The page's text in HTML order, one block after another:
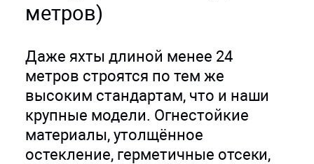
метров)
Даже яхты длиной менее 24
метров строятся по тем же
высоким стандартам, что и наши
крупные модели. Огнестойкие
материалы, утолщённое
остекление, герметичные отсеки,